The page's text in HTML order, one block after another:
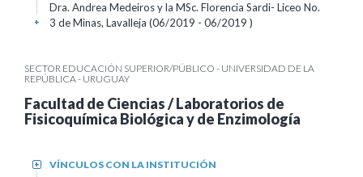
Dra. Andrea Medeiros y la MSc. Florencia Sardi- Liceo No.
3 de Minas, Lavalleja (06/2019 - 06/2019 )
+
SECTOR EDUCACIÓN SUPERIOR/PÚBLICO - UNIVERSIDAD DE LA
REPÚBLICA - URUGUAY
Facultad de Ciencias / Laboratorios de
Fisicoquímica Biológica y de Enzimología
VÍNCULOS CON LA INSTITUCIÓN
+